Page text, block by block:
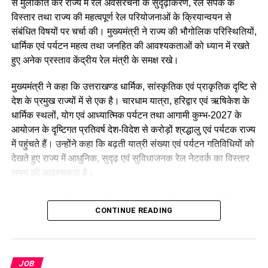
उन्होंने आगे लिखा कि वे देश के युवाओं की भावनाओं, आकांक्षाओं और उनकी
उचित अपेक्षाओं का सम्मान करते हैं। उनके अनुसार, भारत के युवाओं के
सपनों को साकार करना सार्वजनिक जीवन में कार्यरत प्रत्येक व्यक्ति की
कॉकरोच जनता पार्टी ने इसे बताया
लोकतंत्र की जीत
धर्मेंद्र प्रधान ने अपने कार्यकाल के दौरान प्रधानमंत्री के नेतृत्व में देश की
से मुलाकात कर राज्य में रेल अवसंरचना के सुदृढ़ीकरण, रेल संपर्क के
विस्तार तथा राज्य की महत्वपूर्ण रेल परियोजनाओं के क्रियान्वयन से
संबंधित विषयों पर चर्चा की। मुख्यमंत्री ने राज्य की भौगोलिक परिस्थितियों,
धार्मिक एवं पर्यटन महत्व तथा जनहित की आवश्यकताओं को ध्यान में रखते
हुए अनेक प्रस्ताव केंद्रीय रेल मंत्री के समक्ष रखे।
मुख्यमंत्री ने कहा कि उत्तराखण्ड धार्मिक, सांस्कृतिक एवं प्राकृतिक दृष्टि से
देश के प्रमुख राज्यों में से एक है। चारधाम यात्रा, हरिद्वार एवं ऋषिकेश के
धार्मिक स्थलों, योग एवं आध्यात्मिक पर्यटन तथा आगामी कुम्भ-2027 के
आयोजन के दृष्टिगत प्रतिवर्ष देश-विदेश से करोड़ों श्रद्धालु एवं पर्यटक राज्य
में पहुंचते हैं। उन्होंने कहा कि बढ़ती यात्री संख्या एवं पर्यटन गतिविधियों को
देखते हुए राज्य में आधुनिक, सुदृढ़ एवं सुविधाजनक रेल नेटवर्क का विस्तार
मुख्यमंत्री ने केंद्रीय रेल मंत्री को अवगत कराया कि महाराष्ट्र, विशेषकर
मुम्बई में बड़ी संख्या में उत्तराखण्ड मूल के नागरिक निवास करते हैं, जिनका
बाबा नीम करौली धाम (श्री कैंची धाम), जागेश्वर धाम सहित राज्य के अन्य
प्रमुख धार्मिक स्थलों में वर्षभर देश के विभिन्न हिस्सों से श्रद्धालुओं का
CONTINUE READING
JOB